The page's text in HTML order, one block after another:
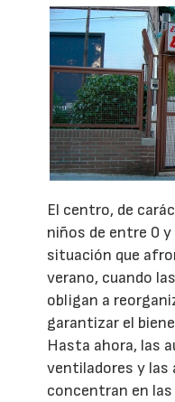
El centro, de
niños de entre 0
situación que
verano, cuando
obligan a
garantizar el
Hasta ahora, las
ventiladores y las
concentran en las